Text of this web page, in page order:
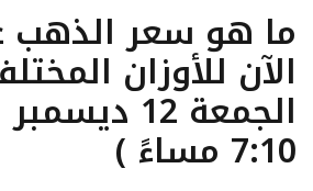
الآن للأوزان
الجمعة 12
7:10 مساءً )